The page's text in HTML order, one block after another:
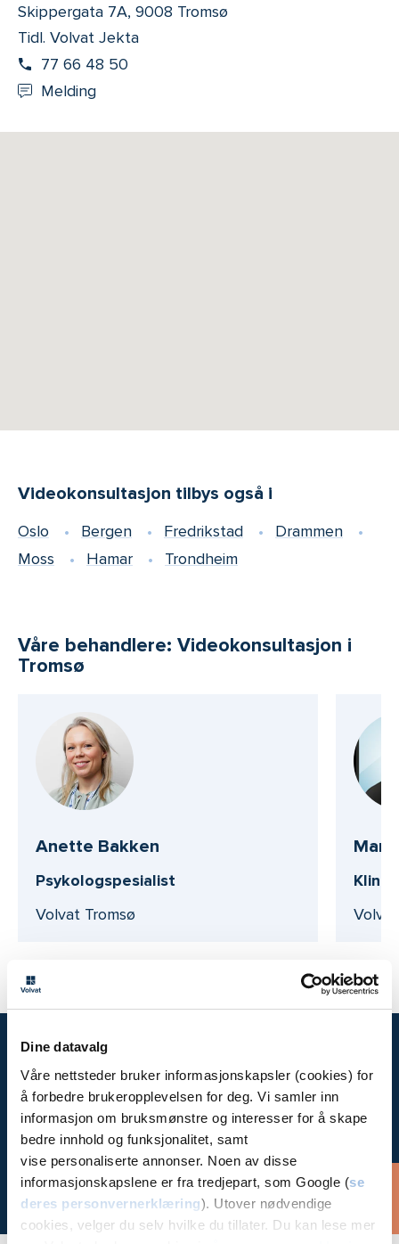
Dine datavalg
Våre nettsteder bruker informasjonskapsler (cookies) for
å forbedre brukeropplevelsen for deg. Vi samler inn
informasjon om bruksmønstre og interesser for å skape
bedre innhold og funksjonalitet, samt
vise personaliserte annonser. Noen av disse
informasjonskapslene er fra tredjepart, som Google (se
deres personvernerklæring). Utover nødvendige
cookies, velger du selv hvilke du tillater. Du kan lese mer
Skippergata 7A, 9008 Tromsø
Tidl. Volvat Jekta
77 66 48 50
Melding
Videokonsultasjon tilbys også i
Oslo Bergen Fredrikstad
Drammen
Moss
Hamar Trondheim
Våre behandlere: Videokonsultasjon i
Tromsø
Anette Bakken
Psykologspesialist
Volvat Tromsø
Time hos
oss
Bestill time